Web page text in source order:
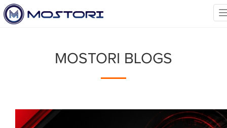
MOSTORI BLOGS